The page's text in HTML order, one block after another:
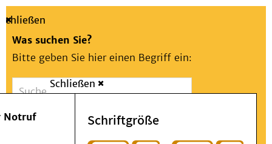
Suche
Schließen
Was suchen Sie?
Bitte geben Sie hier einen Begriff ein:
Suchen
Notfall
Schließen
Notruf Schriftgröße
Menü